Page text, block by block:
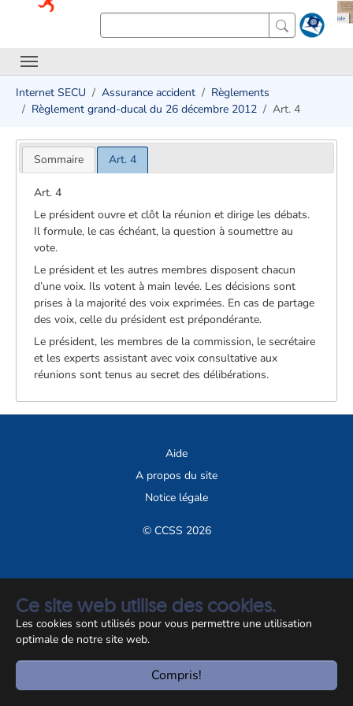
Ce site web utilise des cookies.
Les cookies sont utilisés pour vous permettre une utilisation
optimale de notre site web.
Compris!
Internet SECU Assurance accident
Règlements
Règlement grand-ducal du 26 décembre 2012
Art. 4
Sommaire Art. 4
Art. 4
Le président ouvre et clôt la réunion et dirige les débats.
Il formule, le cas échéant, la question à soumettre au
vote.
Le président et les autres membres disposent chacun
d’une voix. Ils votent à main levée. Les décisions sont
prises à la majorité des voix exprimées. En cas de partage
des voix, celle du président est prépondérante.
Le président, les membres de la commission, le secrétaire
et les experts assistant avec voix consultative aux
réunions sont tenus au secret des délibérations.
Aide
A propos du site
Notice légale
© CCSS 2026